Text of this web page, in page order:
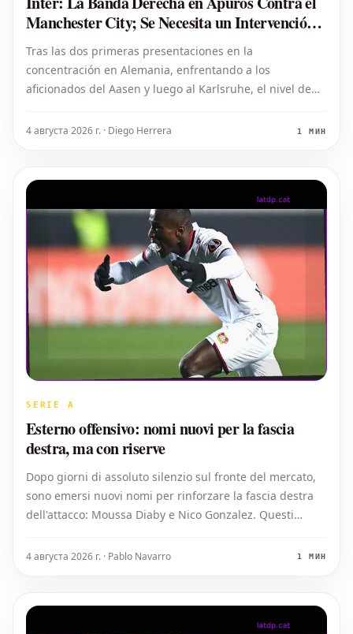
Manchester City; Se Necesita un Intervención
en el Mercado
Tras las dos primeras presentaciones en la
concentración en Alemania, enfrentando a los
aficionados del Aasen y luego al Karlsruhe, el nivel de
notablemente en el encuentro celebrado en Hong Kong
4 августа 2026 г. · Diego Herrera 1 МИН
SERIE A
Esterno offensivo: nomi nuovi per la fascia
destra, ma con riserve
Dopo giorni di assoluto silenzio sul fronte del mercato,
sono emersi nuovi nomi per rinforzare la fascia destra
dell'attacco: Moussa Diaby e Nico Gonzalez. Questi
precedentemente accostati alla squadra, come Palestra
4 августа 2026 г. · Pablo Navarro 1 МИН